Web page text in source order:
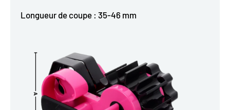
Longueur de coupe : 35-46 mm